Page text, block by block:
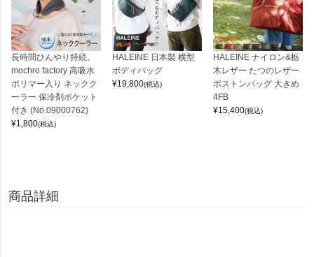
長時間ひんやり持続。
mochro factory 高吸水
ポリマー入り ネックク
ーラー 保冷剤ポケット
付き (No.09000762)
¥1,800(税込)
HALEINE 日本製 横型
ボディバッグ
¥19,800(税込)
HALEINE ナイロン&栃
木レザー たつのレザー
ボストンバッグ 大きめ
4FB
¥15,400(税込)
商品詳細